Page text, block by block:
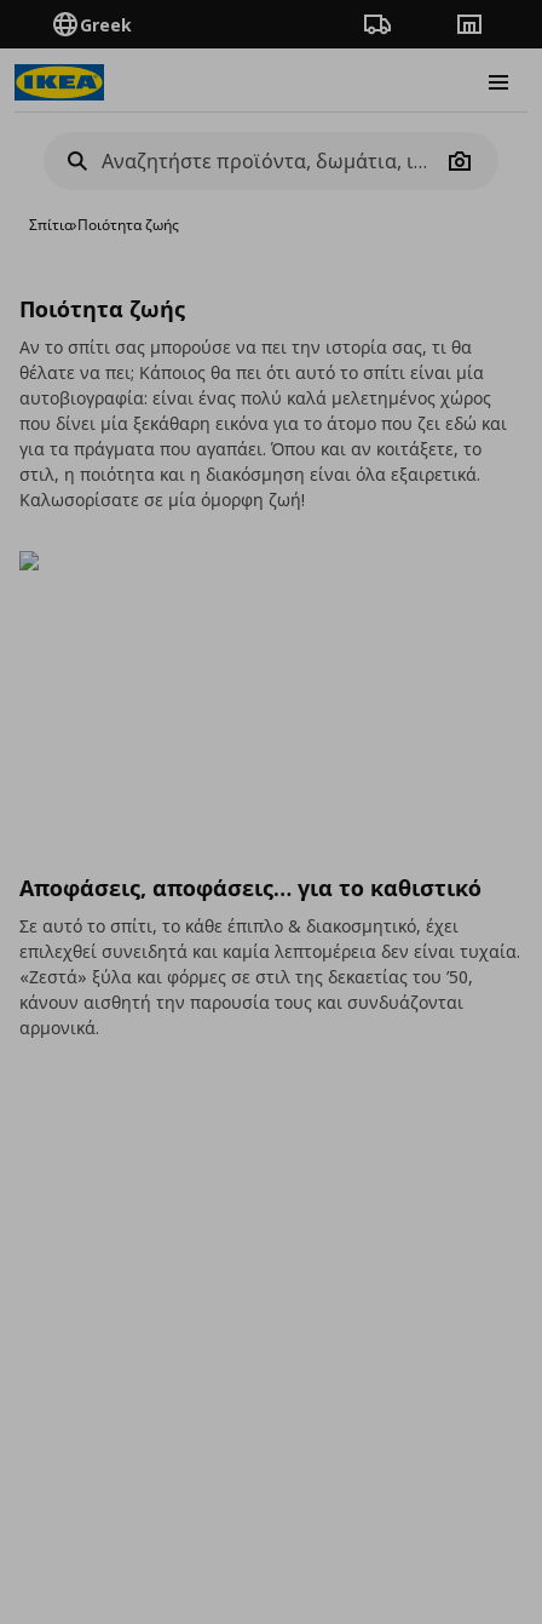
Greek Πορεία παραγγελίας
Camera
Σπίτια›Ποιότητα ζωής
Ποιότητα ζωής
Αν το σπίτι σας μπορούσε να πει την ιστορία σας, τι θα
θέλατε να πει; Κάποιος θα πει ότι αυτό το σπίτι είναι μία
αυτοβιογραφία: είναι ένας πολύ καλά μελετημένος χώρος
που δίνει μία ξεκάθαρη εικόνα για το άτομο που ζει εδώ και
για τα πράγματα που αγαπάει. Όπου και αν κοιτάξετε, το
στιλ, η ποιότητα και η διακόσμηση είναι όλα εξαιρετικά.
Καλωσορίσατε σε μία όμορφη ζωή!
Αποφάσεις, αποφάσεις… για το καθιστικό
Σε αυτό το σπίτι, το κάθε έπιπλο & διακοσμητικό, έχει
επιλεχθεί συνειδητά και καμία λεπτομέρεια δεν είναι τυχαία.
«Ζεστά» ξύλα και φόρμες σε στιλ της δεκαετίας του ’50,
κάνουν αισθητή την παρουσία τους και συνδυάζονται
αρμονικά.